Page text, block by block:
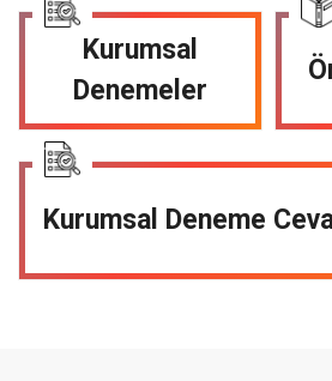
Kurumsal
Denemeler
Kurumsal Deneme